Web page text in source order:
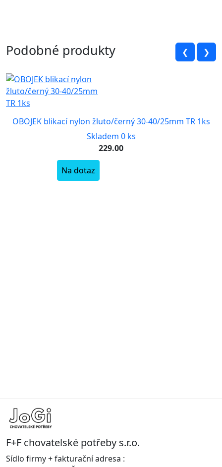
Podobné produkty ❮ ❯
OBOJEK blikací nylon žluto/černý 30-40/25mm TR 1ks
Skladem 0 ks
229.00
Na dotaz
F+F chovatelské potřeby s.r.o.
Sídlo firmy + fakturační adresa :